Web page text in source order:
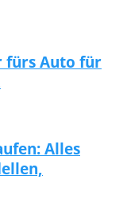
fürs Auto für
Alles